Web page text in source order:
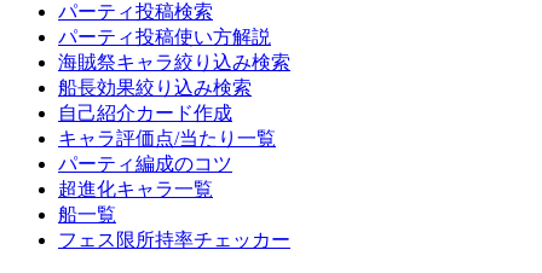
パーティ投稿検索
パーティ投稿使い方解説
海賊祭キャラ絞り込み検索
船長効果絞り込み検索
自己紹介カード作成
キャラ評価点/当たり一覧
パーティ編成のコツ
超進化キャラ一覧
船一覧
フェス限所持率チェッカー